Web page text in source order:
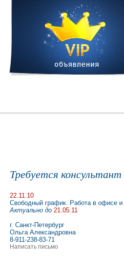
Требуется консультант
22.11.10
Свободный график. Работа в офисе и
Актуально до 21.05.11
г. Санкт-Петербург
Ольга Александровна
8-911-238-83-71
Написать письмо